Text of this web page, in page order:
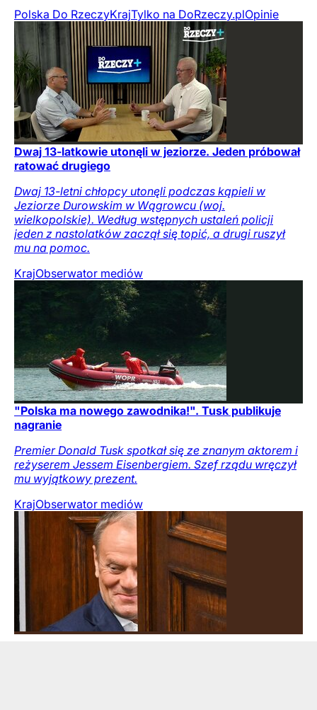
Polska Do RzeczyKrajTylko na DoRzeczy.plOpinie
Dwaj 13-latkowie utonęli w jeziorze. Jeden próbował
ratować drugiego
Dwaj 13-letni chłopcy utonęli podczas kąpieli w
Jeziorze Durowskim w Wągrowcu (woj.
wielkopolskie). Według wstępnych ustaleń policji
jeden z nastolatków zaczął się topić, a drugi ruszył
mu na pomoc.
KrajObserwator mediów
"Polska ma nowego zawodnika!". Tusk publikuje
nagranie
Premier Donald Tusk spotkał się ze znanym aktorem i
reżyserem Jessem Eisenbergiem. Szef rządu wręczył
mu wyjątkowy prezent.
KrajObserwator mediów